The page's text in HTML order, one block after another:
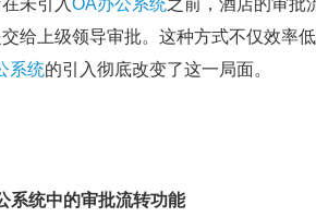
未引入OA办公系统之前，酒店的审批
给上级领导审批。这种方式不仅效率
系统的引入彻底改变了这一局面。
系统中的审批流转功能